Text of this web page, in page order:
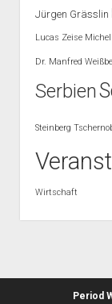
Jürgen Grässlin
Lucas Zeise
Dr. Manfred
Serbien
Steinberg
Wirtschaft
Period